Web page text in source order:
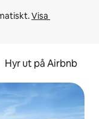
Visa
Hyr ut på Airbnb